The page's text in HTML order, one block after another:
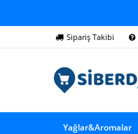
Sipariş Takibi
Yağlar&Aromalar